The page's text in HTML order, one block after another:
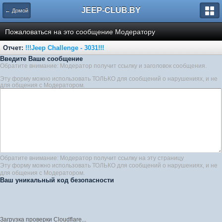
← Домой JEEP-CLUB.BY
Пожаловаться на это сообщение Модератору
Отчет: !!!Jeep Challenge - 3031!!!
Введите Ваше сообщение
Обратите внимание: Модератор получит ссылку и заголовок сообщения.
Эту форму можно использовать ТОЛЬКО для сообщений о нарушениях, и не
для общения с Модератором.
Обратите внимание: Модератор получит ссылку на эту страницу
Эту форму можно использовать ТОЛЬКО для сообщений о нарушениях, и не
для общения с Модератором.
Ваш уникальный код безопасности